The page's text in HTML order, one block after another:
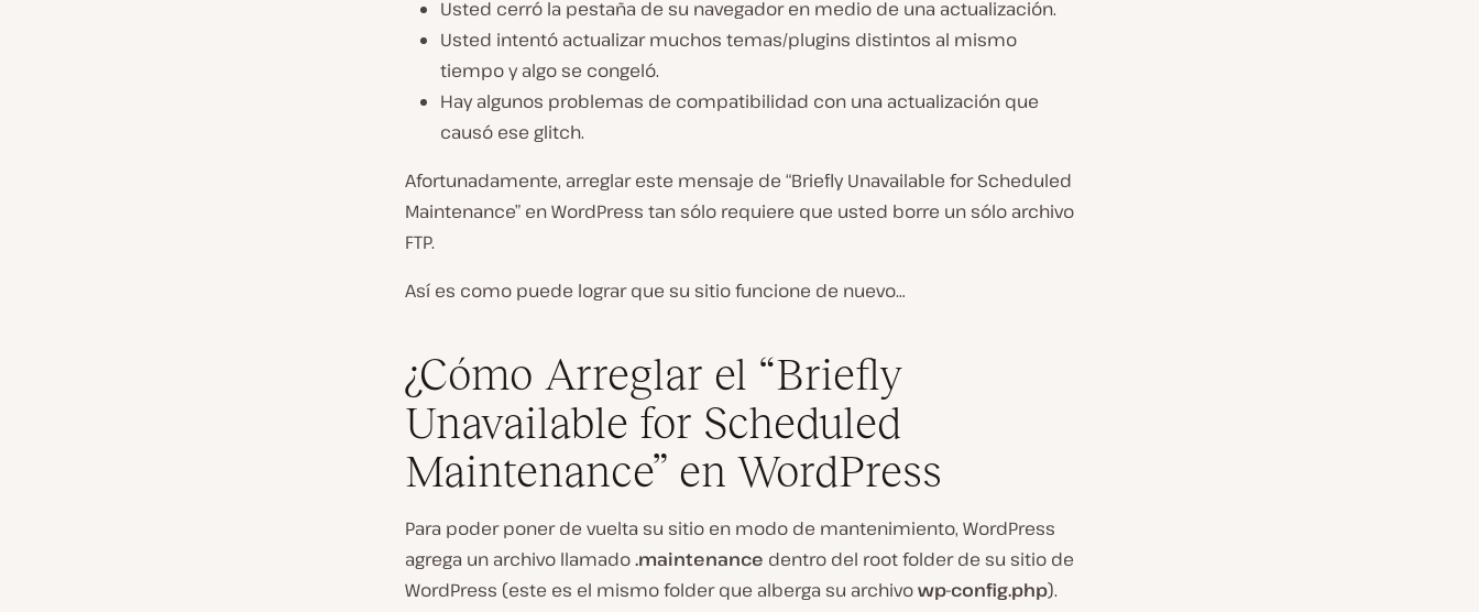
Usted cerró la pestaña de su navegador en medio de una actualización.
Usted intentó actualizar muchos temas/plugins distintos al mismo
tiempo y algo se congeló.
Hay algunos problemas de compatibilidad con una actualización que
causó ese glitch.
Afortunadamente, arreglar este mensaje de “Briefly Unavailable for Scheduled
Maintenance” en WordPress tan sólo requiere que usted borre un sólo archivo
FTP.
Así es como puede lograr que su sitio funcione de nuevo…
¿Cómo Arreglar el “Briefly
Unavailable for Scheduled
Maintenance” en WordPress
Para poder poner de vuelta su sitio en modo de mantenimiento, WordPress
agrega un archivo llamado.maintenance dentro del root folder de su sitio de
WordPress (este es el mismo folder que alberga su archivowp-config.php).